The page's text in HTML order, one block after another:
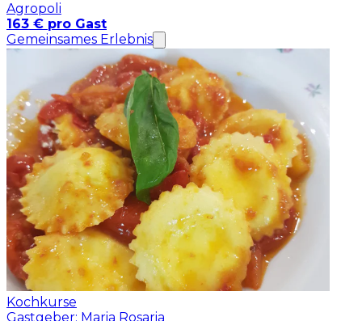
Agropoli
163 € pro Gast
Gemeinsames Erlebnis
Kochkurse
Gastgeber: Maria Rosaria